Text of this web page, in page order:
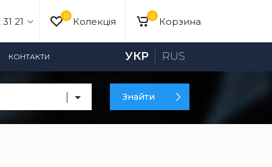
0 Корзина
21 0 Колекція
КОНТАКТИ УКР RUS
Знайти